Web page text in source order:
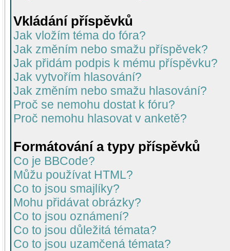
Vkládání příspěvků
Jak vložím téma do fóra?
Jak změním nebo smažu příspěvek?
Jak přidám podpis k mému příspěvku?
Jak vytvořím hlasování?
Jak změním nebo smažu hlasování?
Proč se nemohu dostat k fóru?
Proč nemohu hlasovat v anketě?
Formátování a typy příspěvků
Co je BBCode?
Můžu používat HTML?
Co to jsou smajlíky?
Mohu přidávat obrázky?
Co to jsou oznámení?
Co to jsou důležitá témata?
Co to jsou uzamčená témata?